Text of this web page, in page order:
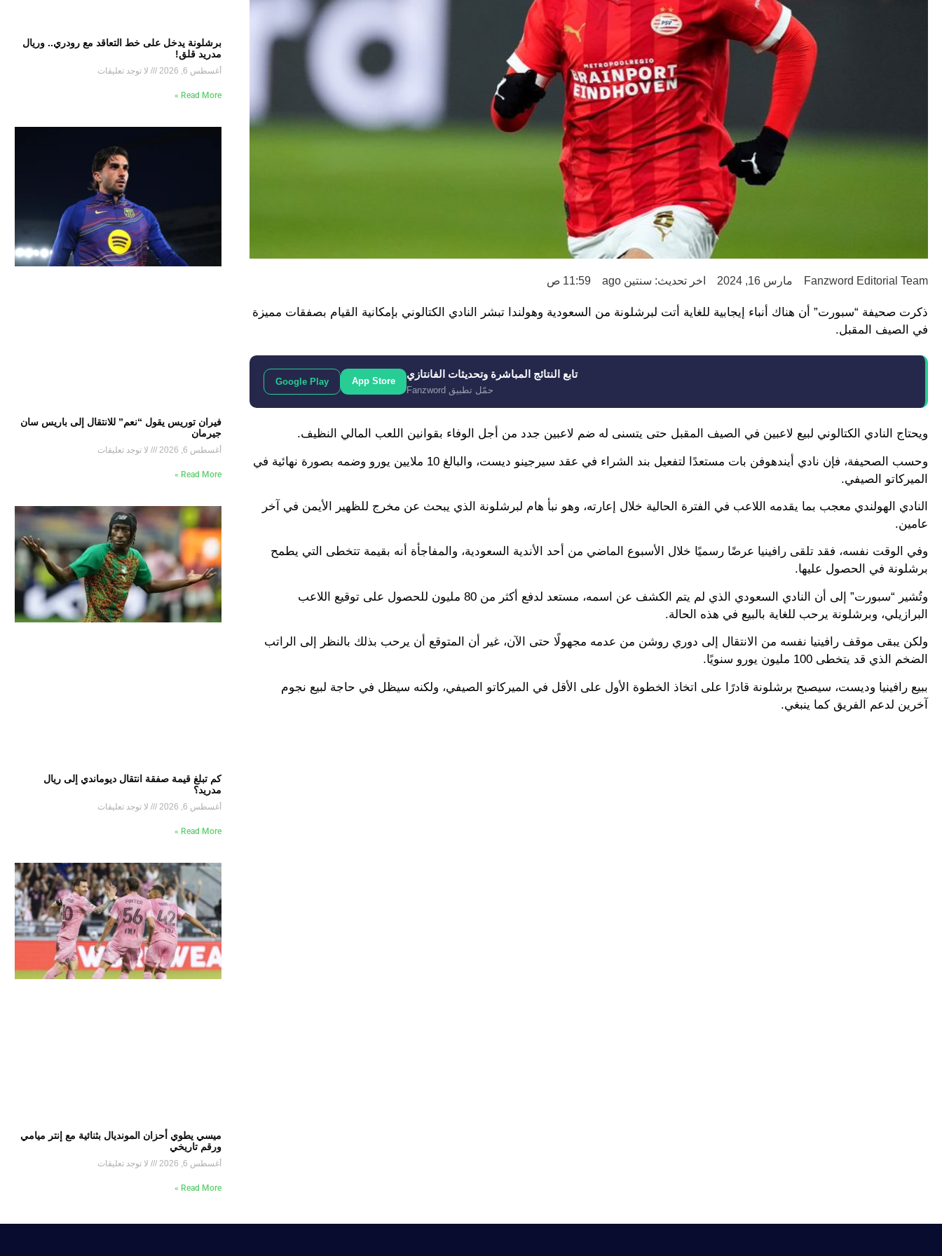
Fanzword Editorial Team مارس 16, 2024 اخر تحديث: سنتين ago 11:59 ص
ذكرت صحيفة “سبورت” أن هناك أنباء إيجابية للغاية أتت لبرشلونة من السعودية وهولندا تبشر النادي الكتالوني بإمكانية القيام بصفقات مميزة
في الصيف المقبل.
تابع النتائج المباشرة وتحديثات الفانتازي
حمّل تطبيق Fanzword
App Store
Google Play
ويحتاج النادي الكتالوني لبيع لاعبين في الصيف المقبل حتى يتسنى له ضم لاعبين جدد من أجل الوفاء بقوانين اللعب المالي النظيف.
وحسب الصحيفة، فإن نادي أيندهوفن بات مستعدًا لتفعيل بند الشراء في عقد سيرجينو ديست، والبالغ 10 ملايين يورو وضمه بصورة نهائية في
الميركاتو الصيفي.
النادي الهولندي معجب بما يقدمه اللاعب في الفترة الحالية خلال إعارته، وهو نبأ هام لبرشلونة الذي يبحث عن مخرج للظهير الأيمن في آخر
عامين.
وفي الوقت نفسه، فقد تلقى رافينيا عرضًا رسميًا خلال الأسبوع الماضي من أحد الأندية السعودية، والمفاجأة أنه بقيمة تتخطى التي يطمح
برشلونة في الحصول عليها.
وتُشير “سبورت” إلى أن النادي السعودي الذي لم يتم الكشف عن اسمه، مستعد لدفع أكثر من 80 مليون للحصول على توقيع اللاعب
البرازيلي، وبرشلونة يرحب للغاية بالبيع في هذه الحالة.
ولكن يبقى موقف رافينيا نفسه من الانتقال إلى دوري روشن من عدمه مجهولًا حتى الآن، غير أن المتوقع أن يرحب بذلك بالنظر إلى الراتب
الضخم الذي قد يتخطى 100 مليون يورو سنويًا.
ببيع رافينيا وديست، سيصبح برشلونة قادرًا على اتخاذ الخطوة الأول على الأقل في الميركاتو الصيفي، ولكنه سيظل في حاجة لبيع نجوم
آخرين لدعم الفريق كما ينبغي.
برشلونة يدخل على خط التعاقد مع رودري.. وريال
مدريد قلق!
أغسطس 6, 2026 لا توجد تعليقات
Read More »
فيران توريس يقول “نعم” للانتقال إلى باريس سان
جيرمان
أغسطس 6, 2026 لا توجد تعليقات
Read More »
كم تبلغ قيمة صفقة انتقال ديوماندي إلى ريال
مدريد؟
أغسطس 6, 2026 لا توجد تعليقات
Read More »
ميسي يطوي أحزان المونديال بثنائية مع إنتر ميامي
ورقم تاريخي
أغسطس 6, 2026 لا توجد تعليقات
Read More »